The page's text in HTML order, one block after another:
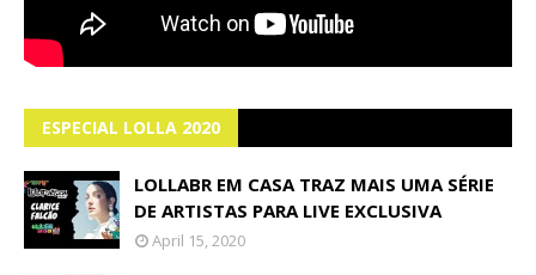
ESPECIAL LOLLA 2020
LOLLABR EM CASA TRAZ MAIS UMA SÉRIE
DE ARTISTAS PARA LIVE EXCLUSIVA
April 15, 2020